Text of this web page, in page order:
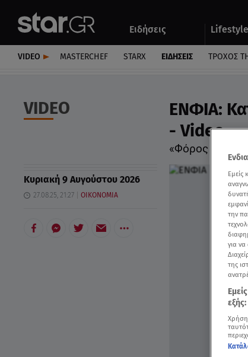
Ειδήσεις Lifestyle
Αυτοκίνητο
VIDEO MASTERCHEF STARX ΕΙΔΉΣΕΙΣ ΤΡΟΧΌΣ
VIDEO
ΕΝΦΙΑ:
- Video
«Φόρος με
Κυριακή 9 Αυγούστου 2026
27.08.25, 21:27 ΟΙΚΟΝΟΜΙΑ
Εμείς
την
για
της
εξής:
Χρήση